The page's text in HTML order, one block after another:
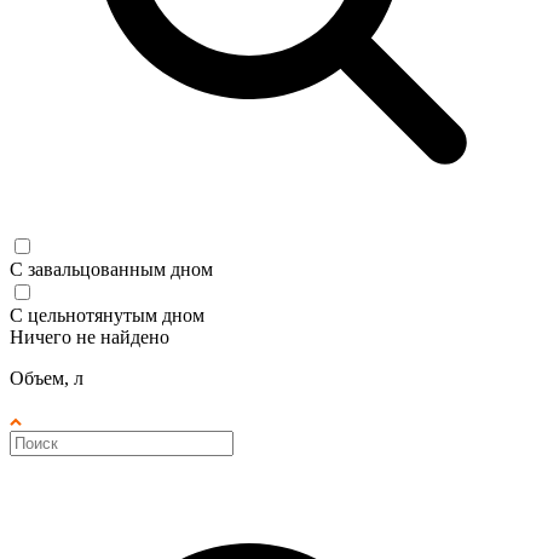
С завальцованным дном
С цельнотянутым дном
Ничего не найдено
Объем, л